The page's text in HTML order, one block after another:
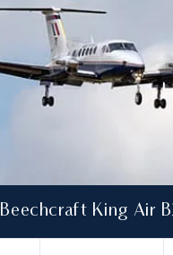
Beechcraft King Air